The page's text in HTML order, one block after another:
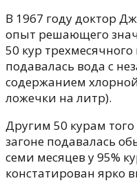
В 1967 году доктор
опыт решающего
50 кур трехмесячного
подавалась вода с
содержанием
ложечки на литр).
Другим 50 курам того
загоне подавалась
семи месяцев у 95%
констатирован ярко